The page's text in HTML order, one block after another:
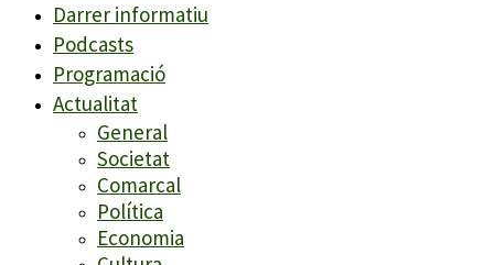
Darrer informatiu
Podcasts
Programació
Actualitat
General
Societat
Comarcal
Política
Economia